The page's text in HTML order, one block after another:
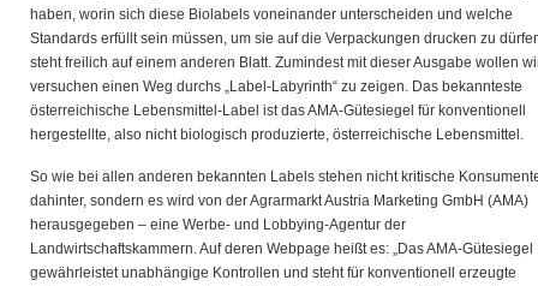
haben, worin sich diese Biolabels voneinander unterscheiden und welche
Standards erfüllt sein müssen, um sie auf die Verpackungen drucken zu
steht freilich auf einem anderen Blatt. Zumindest mit dieser Ausgabe wollen
versuchen einen Weg durchs „Label-Labyrinth“ zu zeigen. Das bekannteste
österreichische Lebensmittel-Label ist das AMA-Gütesiegel für konventionell
hergestellte, also nicht biologisch produzierte, österreichische Lebensmittel.
So wie bei allen anderen bekannten Labels stehen nicht kritische
dahinter, sondern es wird von der Agrarmarkt Austria Marketing GmbH (AMA)
herausgegeben – eine Werbe- und Lobbying-Agentur der
Landwirtschaftskammern. Auf deren Webpage heißt es: „Das AMA-Gütesiegel
gewährleistet unabhängige Kontrollen und steht für konventionell erzeugte